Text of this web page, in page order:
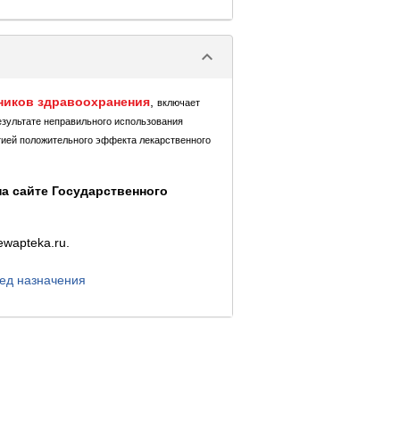
keyboard_arrow_down
здравоохранения
включает
неправильного использования
положительного эффекта лекарственного
сайте Государственного
назначения